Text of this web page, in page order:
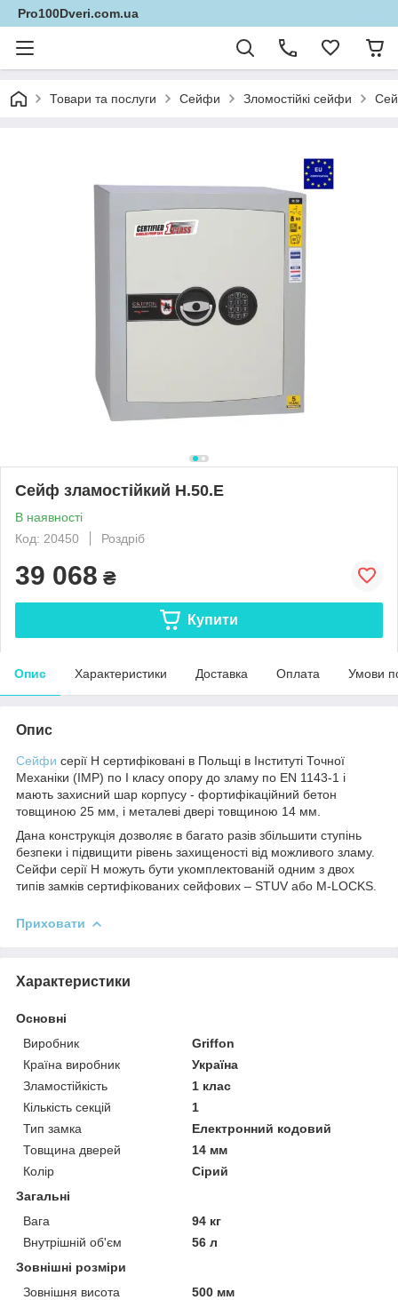
Pro100Dveri.com.ua
Товари та послуги Сейфи Зломостійкі сейфи
Сейф зламостійкий H.50.E
В наявності
Код: 20450
Роздріб
39 068 ₴
Купити
Опис Характеристики Доставка Оплата Умови
Опис
Сейфи серії Н сертифіковані в Польщі в Інституті Точної
Механіки (IMP) по I класу опору до зламу по EN 1143-1 і
мають захисний шар корпусу - фортифікаційний бетон
товщиною 25 мм, і металеві двері товщиною 14 мм.
Дана конструкція дозволяє в багато разів збільшити ступінь
безпеки і підвищити рівень захищеності від можливого зламу.
Сейфи серії H можуть бути укомплектованій одним з двох
типів замків сертифікованих сейфових – STUV або M-LOCKS.
Приховати
Характеристики
Основні
Виробник
Griffon
Країна виробник
Україна
Зламостійкість
1 клас
Кількість секцій
1
Тип замка
Електронний кодовий
Товщина дверей
14 мм
Колір
Сірий
Загальні
Вага
94 кг
Внутрішній об'єм
56 л
Зовнішні розміри
Зовнішня висота
500 мм